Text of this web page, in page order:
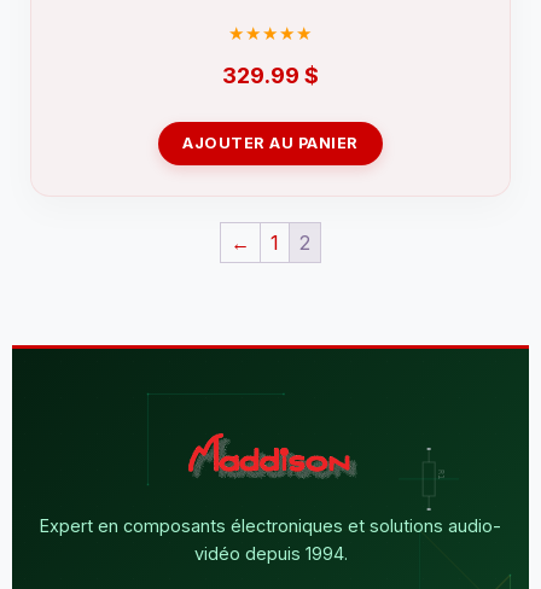
329.99 $
AJOUTER AU PANIER
← 1 2
Expert en composants électroniques et solutions audio-
vidéo depuis 1994.